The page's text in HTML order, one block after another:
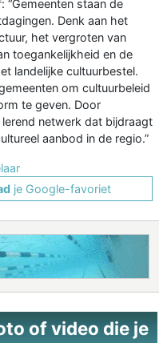
“Gemeenten staan de
Denk aan het
het vergroten van
toegankelijkheid en de
landelijke cultuurbestel.
om cultuurbeleid
te geven. Door
netwerk dat bijdraagt
aanbod in de regio.”
je Google-favoriet
of video die je